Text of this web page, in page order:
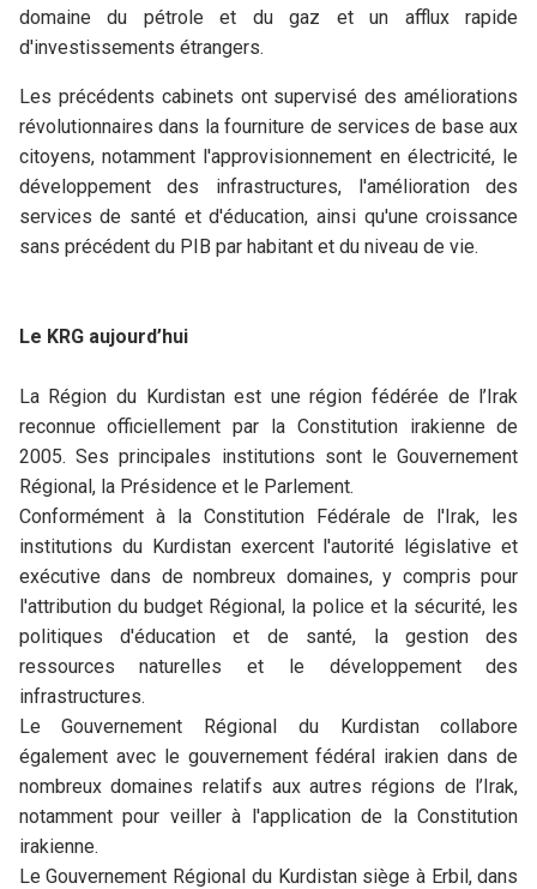
domaine du pétrole et du gaz et un afflux rapide
d'investissements étrangers.
Les précédents cabinets ont supervisé des améliorations
révolutionnaires dans la fourniture de services de base aux
citoyens, notamment l'approvisionnement en électricité, le
développement des infrastructures, l'amélioration des
services de santé et d'éducation, ainsi qu'une croissance
sans précédent du PIB par habitant et du niveau de vie.
Le KRG aujourd’hui
La Région du Kurdistan est une région fédérée de l’Irak
reconnue officiellement par la Constitution irakienne de
2005. Ses principales institutions sont le Gouvernement
Régional, la Présidence et le Parlement.
Conformément à la Constitution Fédérale de l'Irak, les
institutions du Kurdistan exercent l'autorité législative et
exécutive dans de nombreux domaines, y compris pour
l'attribution du budget Régional, la police et la sécurité, les
politiques d'éducation et de santé, la gestion des
ressources naturelles et le développement des
infrastructures.
Le Gouvernement Régional du Kurdistan collabore
également avec le gouvernement fédéral irakien dans de
nombreux domaines relatifs aux autres régions de l’Irak,
notamment pour veiller à l'application de la Constitution
irakienne.
Le Gouvernement Régional du Kurdistan siège à Erbil, dans